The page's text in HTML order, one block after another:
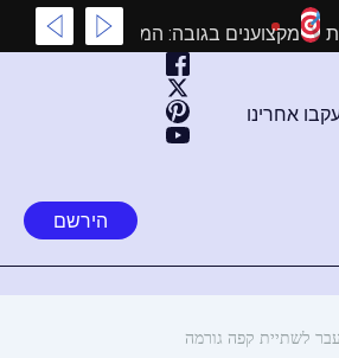
מקצועית מקצוענים בגובה:
אחרינו
הירשם
לשתיית קפה גורמה